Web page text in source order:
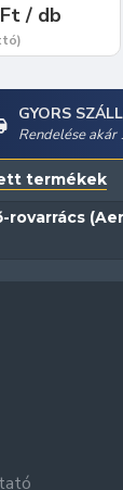
/ db
GYORS
Rendelése
termékek